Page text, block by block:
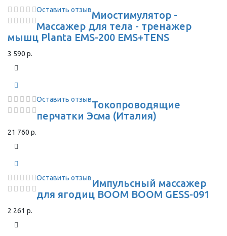
Оставить отзывМиостимулятор -
Массажер для тела - тренажер
мышц Planta EMS-200 EMS+TENS
3 590 р.
Оставить отзывТокопроводящие
перчатки Эсма (Италия)
21 760 р.
Оставить отзывИмпульсный массажер
для ягодиц BOOM BOOM GESS-091
2 261 р.